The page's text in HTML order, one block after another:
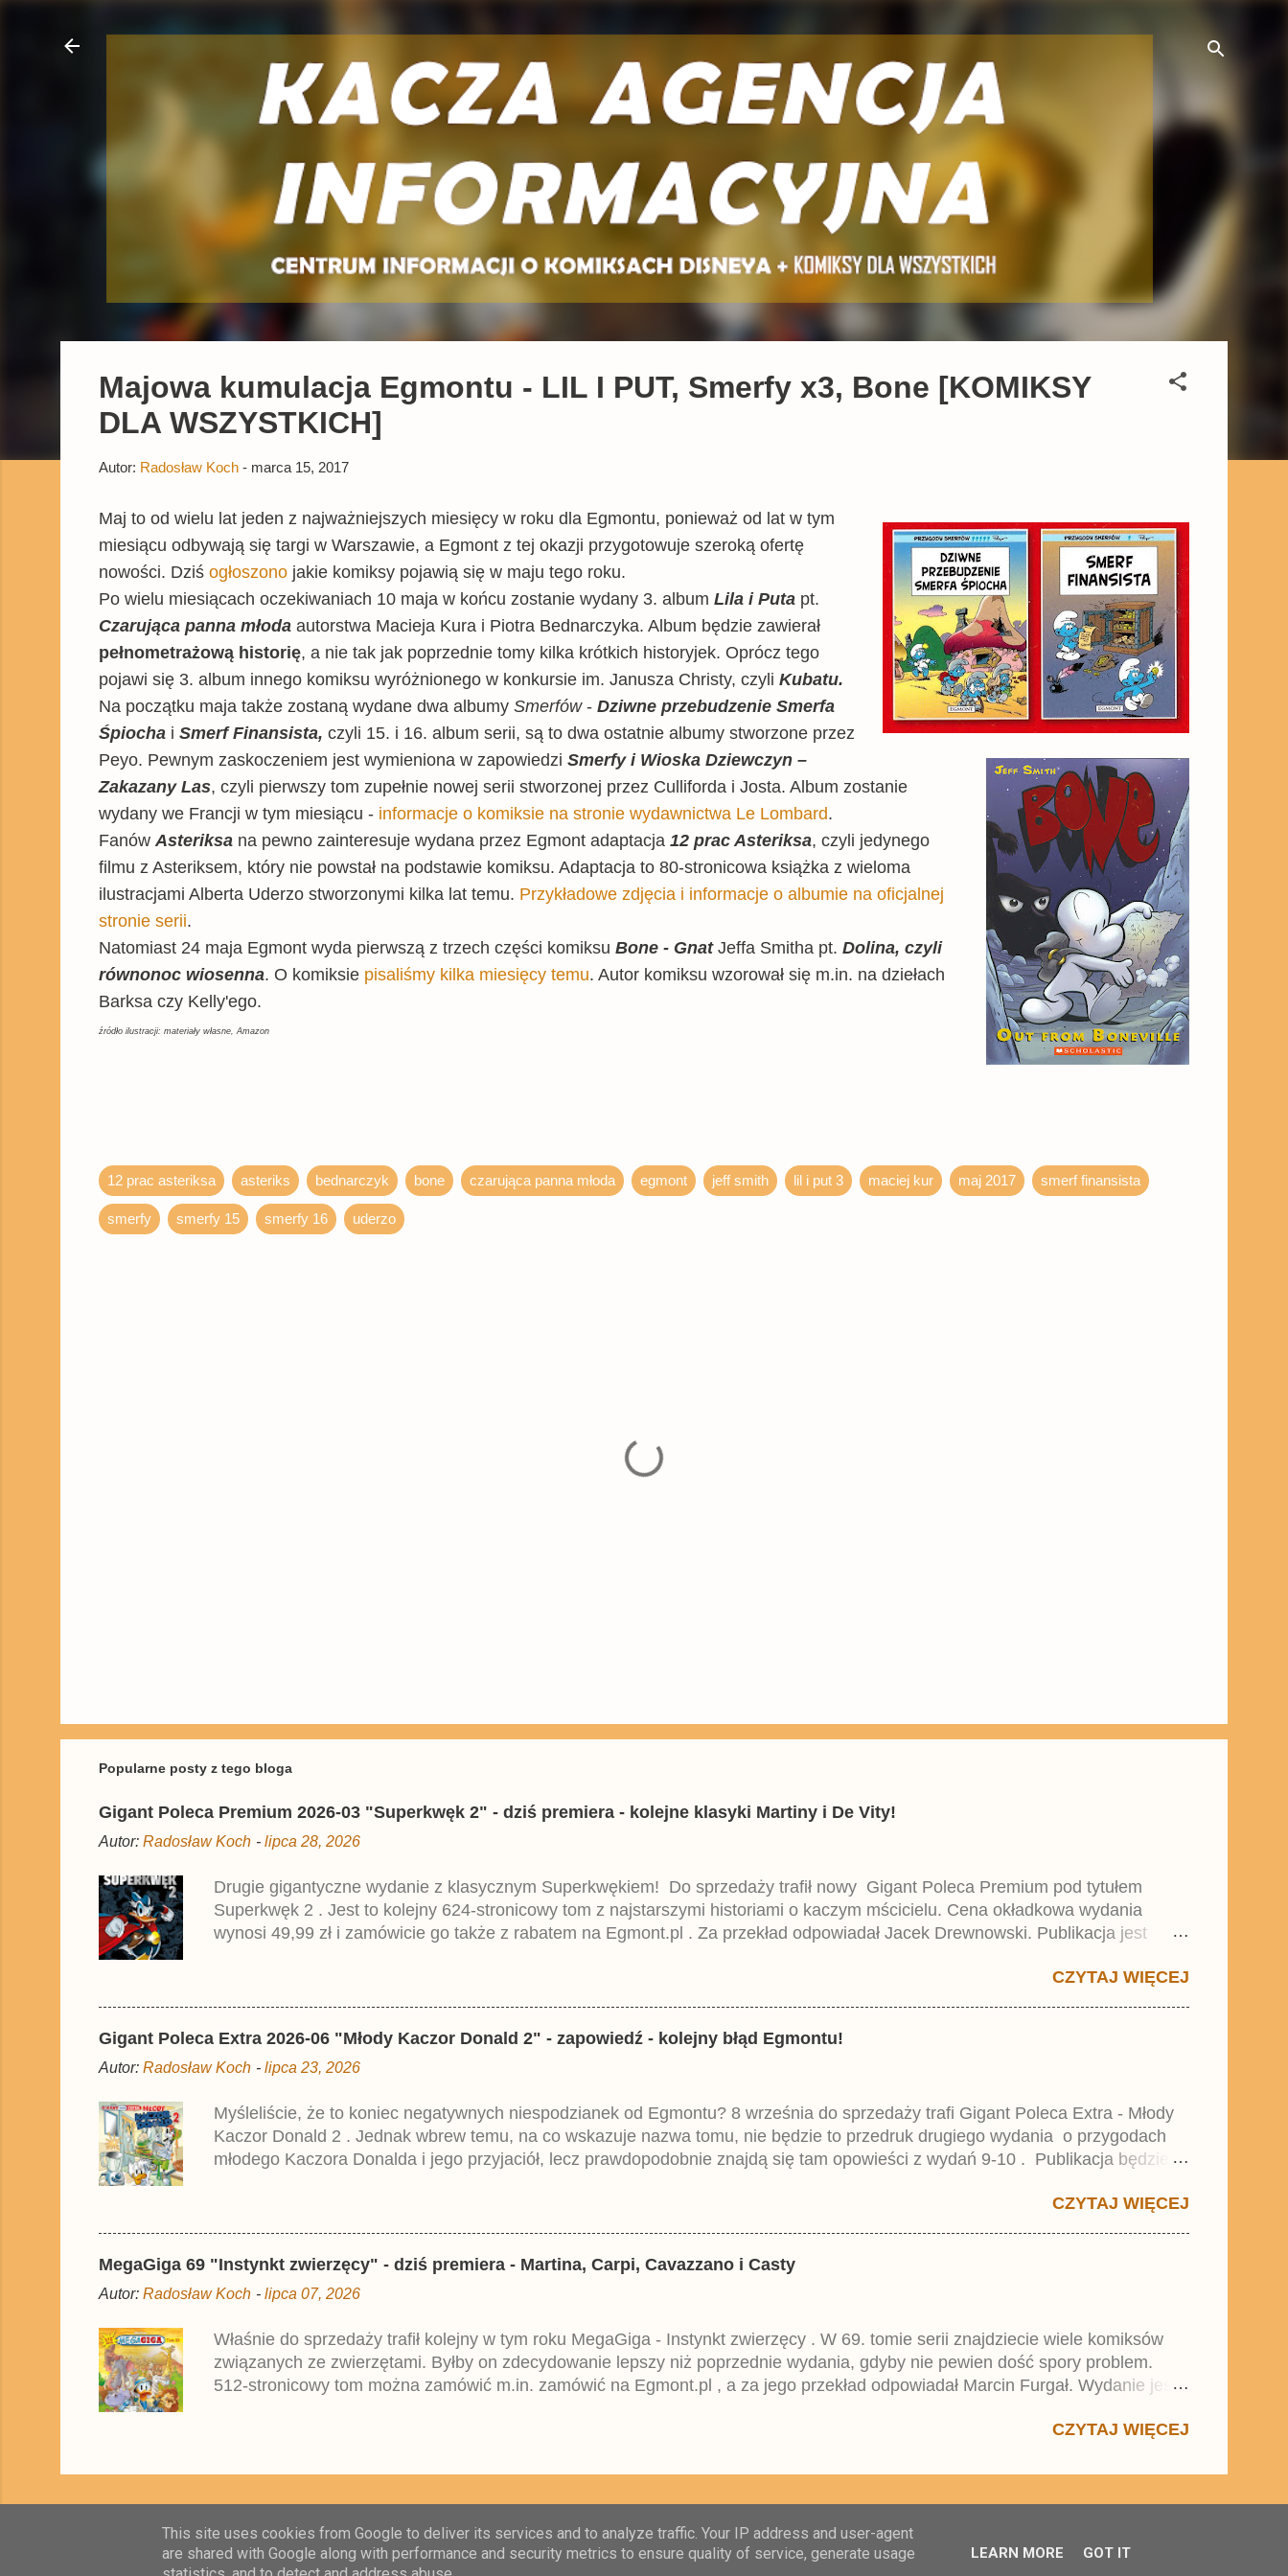
Majowa kumulacja Egmontu - LIL I PUT, Smerfy x3, Bone [KOMIKSY
DLA WSZYSTKICH]
Autor: Radosław Koch - marca 15, 2017
Maj to od wielu lat jeden z najważniejszych miesięcy w roku dla Egmontu, ponieważ od lat w tym
miesiącu odbywają się targi w Warszawie, a Egmont z tej okazji przygotowuje szeroką ofertę
nowości. Dziś ogłoszono jakie komiksy pojawią się w maju tego roku.
Po wielu miesiącach oczekiwaniach 10 maja w końcu zostanie wydany 3. album Lila i Puta pt.
Czarująca panna młoda autorstwa Macieja Kura i Piotra Bednarczyka. Album będzie zawierał
pełnometrażową historię, a nie tak jak poprzednie tomy kilka krótkich historyjek. Oprócz tego
pojawi się 3. album innego komiksu wyróżnionego w konkursie im. Janusza Christy, czyli Kubatu.
Na początku maja także zostaną wydane dwa albumy Smerfów - Dziwne przebudzenie Smerfa
Śpiocha i Smerf Finansista, czyli 15. i 16. album serii, są to dwa ostatnie albumy stworzone przez
Peyo. Pewnym zaskoczeniem jest wymieniona w zapowiedzi Smerfy i Wioska Dziewczyn –
Zakazany Las, czyli pierwszy tom zupełnie nowej serii stworzonej przez Culliforda i Josta. Album zostanie
wydany we Francji w tym miesiącu - informacje o komiksie na stronie wydawnictwa Le Lombard.
Fanów Asteriksa na pewno zainteresuje wydana przez Egmont adaptacja 12 prac Asteriksa, czyli jedynego
filmu z Asteriksem, który nie powstał na podstawie komiksu. Adaptacja to 80-stronicowa książka z wieloma
ilustracjami Alberta Uderzo stworzonymi kilka lat temu. Przykładowe zdjęcia i informacje o albumie na oficjalnej
stronie serii.
Natomiast 24 maja Egmont wyda pierwszą z trzech części komiksu Bone - Gnat Jeffa Smitha pt. Dolina, czyli
równonoc wiosenna. O komiksie pisaliśmy kilka miesięcy temu. Autor komiksu wzorował się m.in. na dziełach
Barksa czy Kelly'ego.
źródło ilustracji: materiały własne, Amazon
12 prac asteriksa asteriks bednarczyk bone czarująca panna młoda egmont jeff smith lil i put 3 maciej kur maj 2017 smerf finansista
smerfy smerfy 15 smerfy 16 uderzo
Popularne posty z tego bloga
Gigant Poleca Premium 2026-03 "Superkwęk 2" - dziś premiera - kolejne klasyki Martiny i De Vity!
Autor: Radosław Koch - lipca 28, 2026
Drugie gigantyczne wydanie z klasycznym Superkwękiem! Do sprzedaży trafił nowy Gigant Poleca Premium pod tytułem
Superkwęk 2 . Jest to kolejny 624-stronicowy tom z najstarszymi historiami o kaczym mścicielu. Cena okładkowa wydania
wynosi 49,99 zł i zamówicie go także z rabatem na Egmont.pl . Za przekład odpowiadał Jacek Drewnowski. Publikacja jest
CZYTAJ WIĘCEJ
Gigant Poleca Extra 2026-06 "Młody Kaczor Donald 2" - zapowiedź - kolejny błąd Egmontu!
Autor: Radosław Koch - lipca 23, 2026
Myśleliście, że to koniec negatywnych niespodzianek od Egmontu? 8 września do sprzedaży trafi Gigant Poleca Extra - Młody
Kaczor Donald 2 . Jednak wbrew temu, na co wskazuje nazwa tomu, nie będzie to przedruk drugiego wydania o przygodach
młodego Kaczora Donalda i jego przyjaciół, lecz prawdopodobnie znajdą się tam opowieści z wydań 9-10 . Publikacja będzie
CZYTAJ WIĘCEJ
MegaGiga 69 "Instynkt zwierzęcy" - dziś premiera - Martina, Carpi, Cavazzano i Casty
Autor: Radosław Koch - lipca 07, 2026
Właśnie do sprzedaży trafił kolejny w tym roku MegaGiga - Instynkt zwierzęcy . W 69. tomie serii znajdziecie wiele komiksów
związanych ze zwierzętami. Byłby on zdecydowanie lepszy niż poprzednie wydania, gdyby nie pewien dość spory problem.
512-stronicowy tom można zamówić m.in. zamówić na Egmont.pl , a za jego przekład odpowiadał Marcin Furgał. Wydanie jest
CZYTAJ WIĘCEJ
Copyright © Kacza Agencja Informacyjna 2015-2025 i Centrum komiksów Disneya 2009-2014
This site uses cookies from Google to deliver its services and to analyze traffic. Your IP address and user-agent
are shared with Google along with performance and security metrics to ensure quality of service, generate usage
LEARN MORE GOT IT